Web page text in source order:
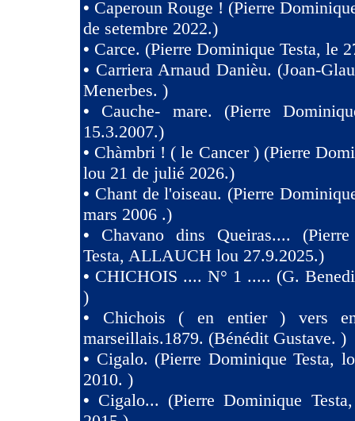
• Caperoun Rouge ! (Pierre
de setembre 2022.)
• Carce. (Pierre Dominique Testa, le
• Carriera Arnaud Danièu. (Joan-
Menerbes. )
• Cauche- mare. (Pierre
15.3.2007.)
• Chàmbri ! ( le Cancer ) (Pierre
lou 21 de julié 2026.)
• Chant de l'oiseau. (Pierre
mars 2006 .)
• Chavano dins Queiras....
Testa, ALLAUCH lou 27.9.2025.)
• CHICHOIS .... N° 1 ..... (G.
)
• Chichois ( en entier ) vers
marseillais.1879. (Bénédit Gustave. )
• Cigalo. (Pierre Dominique Testa,
2010. )
• Cigalo... (Pierre Dominique